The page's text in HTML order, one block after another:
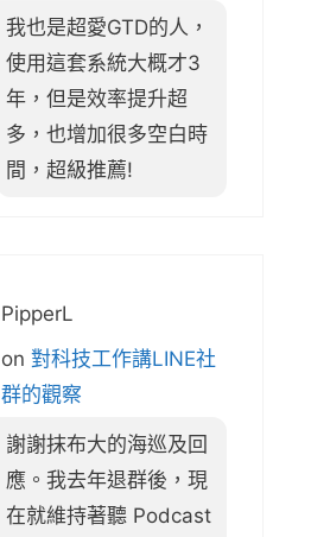
我也是超愛GTD的人，
使用這套系統大概才3
年，但是效率提升超
多，也增加很多空白時
間，超級推薦!
PipperL
on 對科技工作講LINE社
群的觀察
謝謝抹布大的海巡及回
應。我去年退群後，現
在就維持著聽 Podcast